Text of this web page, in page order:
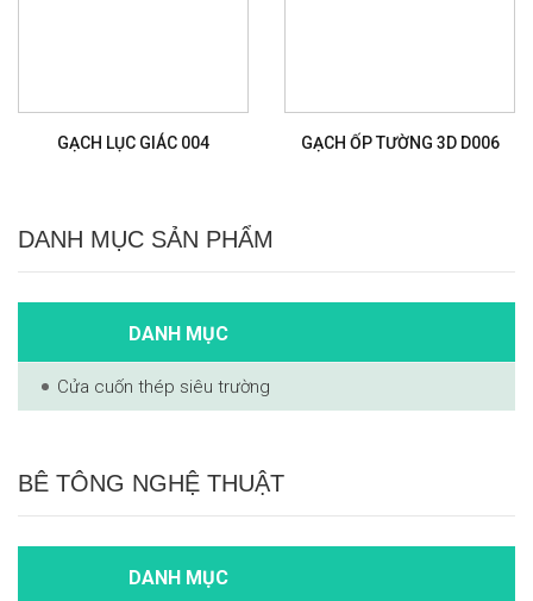
GẠCH LỤC GIÁC 004 GẠCH ỐP TƯỜNG 3D D006
DANH MỤC SẢN PHẨM
DANH MỤC
Cửa cuốn thép siêu trường
BÊ TÔNG NGHỆ THUẬT
DANH MỤC